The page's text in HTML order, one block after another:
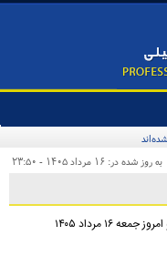
به روز شده در: ۱۶ مرداد ۱۴۰۵ - ۲۳:۵۰
۱۶ مرداد ۱۴۰۵